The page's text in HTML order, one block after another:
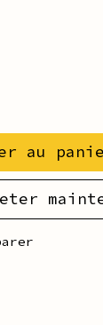
au